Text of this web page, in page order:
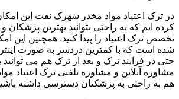
در ترک اعتیاد مواد مخدر شهرک نفت این
کرده ایم که به راحتی بتوانید بهترین پزشکان
تخصص ترک اعتیاد را پیدا کنید. همچنین این
شده است که با کمترین دردسر به صورت
حتی در فرایند ترک و بعد از ترک هم می توانید
مشاوره آنلاین و مشاوره تلفنی ترک اعتیاد
هم به راحتی به پزشکتان دسترسی داشته